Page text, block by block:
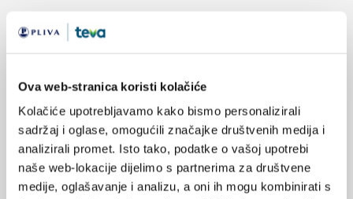
Ova web-stranica koristi kolačiće
Kolačiće upotrebljavamo kako bismo personalizirali
sadržaj i oglase, omogućili značajke društvenih medija i
analizirali promet. Isto tako, podatke o vašoj upotrebi
naše web-lokacije dijelimo s partnerima za društvene
medije, oglašavanje i analizu, a oni ih mogu kombinirati s
VEZANI SADRŽAJ
Učinak umjetnog svjetla na mentalno zdravlje
28.10.2024.
Stimulacija mozga kod kuće pomaže u liječenju
depresije